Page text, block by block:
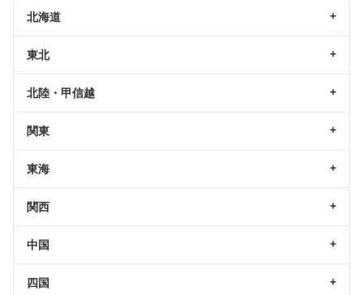
北海道
東北
北陸・甲信越
関東
東海
関西
中国
四国